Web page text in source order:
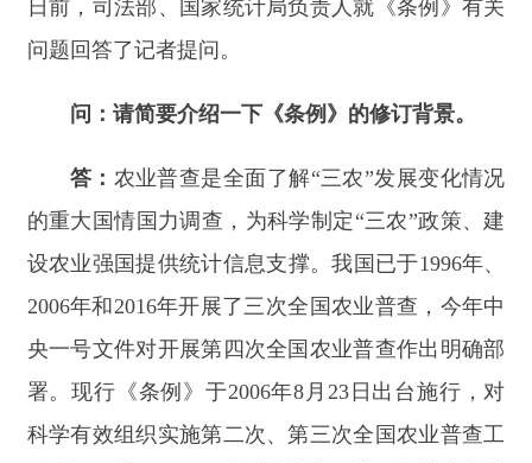
答： 农业普查是全面了解
设农业强国提供统计信息支撑。我国已于1996年、
央一号文件对开展第四次全国农业普查作出明确部
署。现行《条例》于2006年8月23日出台施行，对
科学有效组织实施第二次、第三次全国农业普查工
作发挥了重要作用。新时代以来，我国农业综合生
产能力迈上新台阶，脱贫攻坚成果巩固拓展，农民
状、满足当前农业普查工作需要，有必要在组织实